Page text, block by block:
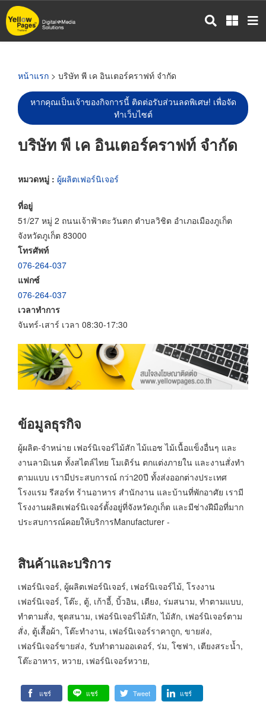
ข้าม
ไป
หน้าแรก > บริษัท พี เค อินเตอร์คราฟท์ จำกัด
หากคุณเป็นเจ้าของกิจการนี้ ติดต่อรับส่วนลดพิเศษ! เพื่อจัด
ทำเว็บไซต์
บริษัท พี เค อินเตอร์คราฟท์ จำกัด
หมวดหมู่ : ผู้ผลิตเฟอร์นิเจอร์
ที่อยู่
51/27 หมู่ 2 ถนนเจ้าฟ้าตะวันตก ตำบลวิชิต อำเภอเมืองภูเก็ต
จังหวัดภูเก็ต 83000
โทรศัพท์
076-264-037
แฟกซ์
076-264-037
เวลาทำการ
จันทร์-เสาร์ เวลา 08:30-17:30
ข้อมูลธุรกิจ
ผู้ผลิต-จำหน่าย เฟอร์นิเจอร์ไม้สัก ไม้แอช ไม้เนื้อแข็งอื่นๆ และ
งานลามิเนต ทั้งสไตล์ไทย โมเดิร์น ตกแต่งภายใน และงานสั่งทำ
ตามแบบ เรามีประสบการณ์ กว่า20ปี ทั้งส่งออกต่างประเทศ
โรงแรม รีสอร์ท ร้านอาหาร สำนักงาน และบ้านที่พักอาศัย เรามี
โรงงานผลิตเฟอร์นิเจอร์ตั้งอยู่ที่จังหวัดภูเก็ต และมีช่างฝีมือที่มาก
ประสบการณ์คอยให้บริการManufacturer -
สินค้าและบริการ
เฟอร์นิเจอร์, ผู้ผลิตเฟอร์นิเจอร์, เฟอร์นิเจอร์ไม้, โรงงาน
เฟอร์นิเจอร์, โต๊ะ, ตู้, เก้าอี้, บิ้วอิน, เตียง, ร่มสนาม, ทำตามแบบ,
ทำตามสั่ง, ชุดสนาม, เฟอร์นิเจอร์ไม้สัก, ไม้สัก, เฟอร์นิเจอร์ตาม
สั่ง, ตู้เสื้อผ้า, โต๊ะทำงาน, เฟอร์นิเจอร์ราคาถูก, ขายส่ง,
เฟอร์นิเจอร์ขายส่ง, รับทำตามออเดอร์, ร่ม, โซฟา, เตียงสระน้ำ,
โต๊ะอาหาร, หวาย, เฟอร์นิเจอร์หวาย,
แชร์ แชร์ Tweet แชร์